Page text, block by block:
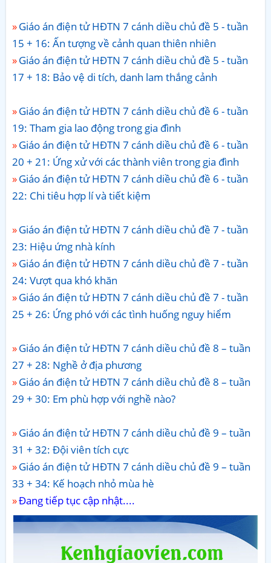
Giáo án điện tử HĐTN 7 cánh diều chủ đề 5 - tuần
15 + 16: Ấn tượng về cảnh quan thiên nhiên
Giáo án điện tử HĐTN 7 cánh diều chủ đề 5 - tuần
17 + 18: Bảo vệ di tích, danh lam thắng cảnh
Giáo án điện tử HĐTN 7 cánh diều chủ đề 6 - tuần
19: Tham gia lao động trong gia đình
Giáo án điện tử HĐTN 7 cánh diều chủ đề 6 - tuần
20 + 21: Ứng xử với các thành viên trong gia đình
Giáo án điện tử HĐTN 7 cánh diều chủ đề 6 - tuần
22: Chi tiêu hợp lí và tiết kiệm
Giáo án điện tử HĐTN 7 cánh diều chủ đề 7 - tuần
23: Hiệu ứng nhà kính
Giáo án điện tử HĐTN 7 cánh diều chủ đề 7 - tuần
24: Vượt qua khó khăn
Giáo án điện tử HĐTN 7 cánh diều chủ đề 7 - tuần
25 + 26: Ứng phó với các tình huống nguy hiểm
Giáo án điện tử HĐTN 7 cánh diều chủ đề 8 – tuần
27 + 28: Nghề ở địa phương
Giáo án điện tử HĐTN 7 cánh diều chủ đề 8 – tuần
29 + 30: Em phù hợp với nghề nào?
Giáo án điện tử HĐTN 7 cánh diều chủ đề 9 – tuần
31 + 32: Đội viên tích cực
Giáo án điện tử HĐTN 7 cánh diều chủ đề 9 – tuần
33 + 34: Kế hoạch nhỏ mùa hè
Đang tiếp tục cập nhật....